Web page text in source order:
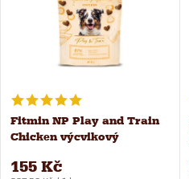
Fitmin NP Play and Train
Chicken výcvikový
155 Kč